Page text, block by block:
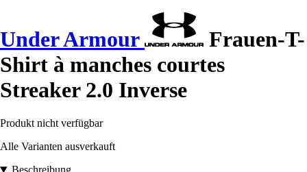
Under Armour
Frauen-T-
Shirt à manches courtes
Streaker 2.0 Inverse
Produkt nicht verfügbar
Alle Varianten ausverkauft